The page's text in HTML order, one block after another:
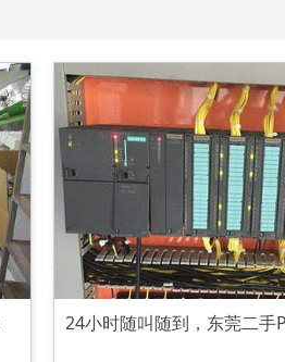
24小时随叫随到，东莞二手